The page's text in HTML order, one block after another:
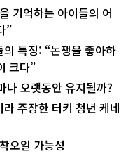
기억하는 아이들의 어
”
특징: “논쟁을 좋아하
크다”
나 오랫동안 유지될까?
주장한 터키 청년 케네
오일 가능성